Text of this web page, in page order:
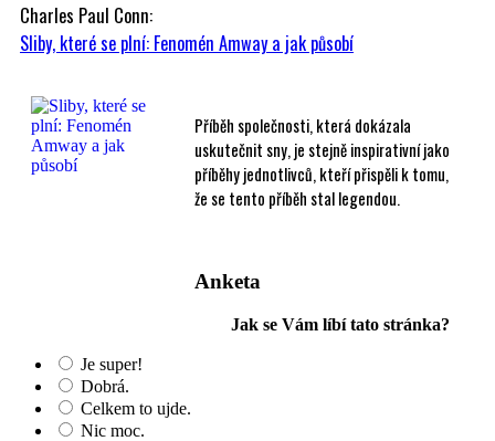
Charles Paul Conn:
Sliby, které se plní: Fenomén Amway a jak působí
Příběh společnosti, která dokázala
uskutečnit sny, je stejně inspirativní jako
příběhy jednotlivců, kteří přispěli k tomu,
že se tento příběh stal legendou.
Anketa
Jak se Vám líbí tato stránka?
Je super!
Dobrá.
Celkem to ujde.
Nic moc.